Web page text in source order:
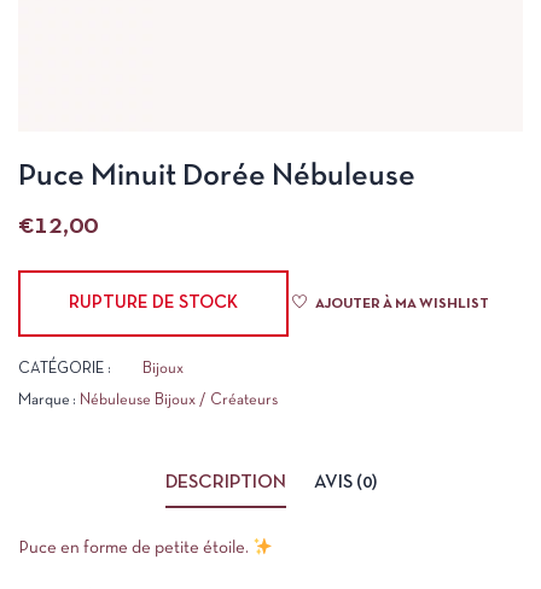
Puce Minuit Dorée Nébuleuse
€12,00
RUPTURE DE STOCK AJOUTER À MA WISHLIST
CATÉGORIE : Bijoux
Marque : Nébuleuse Bijoux / Créateurs
DESCRIPTION AVIS (0)
Puce en forme de petite étoile.